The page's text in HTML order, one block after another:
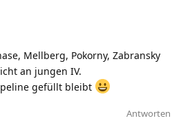
Mellberg, Pokorny, Zabransky
an jungen IV.
gefüllt bleibt
Antworten